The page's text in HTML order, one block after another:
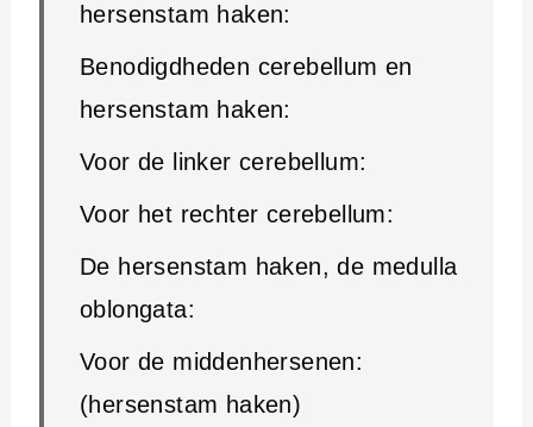
hersenstam haken:
Benodigdheden cerebellum en
hersenstam haken:
Voor de linker cerebellum:
Voor het rechter cerebellum:
De hersenstam haken, de medulla
oblongata:
Voor de middenhersenen:
(hersenstam haken)